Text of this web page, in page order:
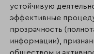
устойчивую
эффективные
прозрачность
информации),
обществом и